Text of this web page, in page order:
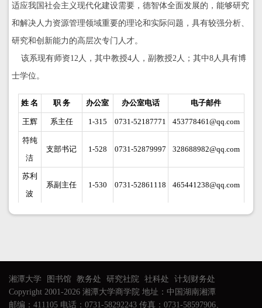
适应我国社会主义现代化建设需要，德智体全面发展的，能够研究
和解决人力资源管理领域重要的理论和实际问题，具有较强分析、
研究和创新能力的高层次专门人才。
该系现有师资12人，其中教授4人，副教授2人；其中8人具有博
士学位。
姓 名 职 务 办公室 办公室电话 电子邮件
王辉 系主任 1-315 0731-52187771 453778461@qq.com
符纯
洁
支部书记 1-528 0731-52879997 328688982@qq.com
苏利
波
系副主任 1-530 0731-52861118 465441238@qq.com
湘潭大学 图书馆 教务处 研究社院 社科处
计划财务处
Copyright 2001-2026 湘潭大学商学院 地址：中国湖南湘潭
邮编：411105 电话：0731-58292243 传真：0731-58597906、